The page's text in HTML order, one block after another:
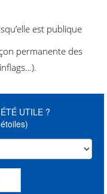
est publique
permanente des
UTILE ?